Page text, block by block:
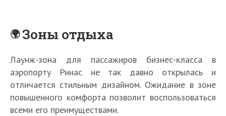
Зоны отдыха
Лаунж-зона для пассажиров бизнес-класса в
аэропорту Ринас не так давно открылась и
отличается стильным дизайном. Ожидание в зоне
повышенного комфорта позволит воспользоваться
всеми его преимуществами.